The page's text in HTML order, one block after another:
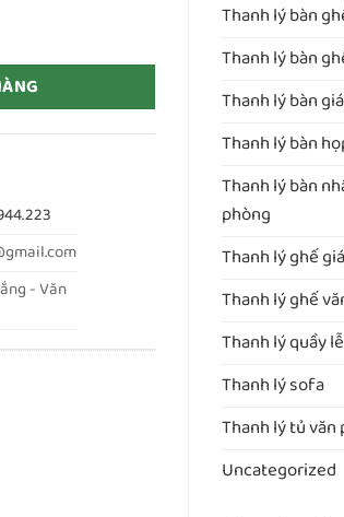
Thanh lý bàn
Thanh lý bàn
Thanh lý bàn
Thanh lý bàn
Thanh lý bàn
phòng
Thanh lý ghế
Thanh lý ghế
Thanh lý quầy
Thanh lý sofa
Thanh lý tủ văn
Uncategorized
mới 100% số lượng
- Văn